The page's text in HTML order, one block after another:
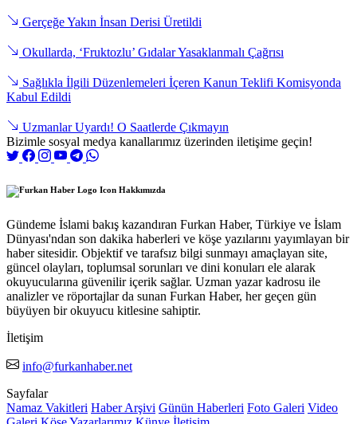
Gerçeğe Yakın İnsan Derisi Üretildi
Okullarda, ‘Fruktozlu’ Gıdalar Yasaklanmalı Çağrısı
Sağlıkla İlgili Düzenlemeleri İçeren Kanun Teklifi Komisyonda
Kabul Edildi
Uzmanlar Uyardı! O Saatlerde Çıkmayın
Bizimle sosyal medya kanallarımız üzerinden iletişime geçin!
Hakkımızda
Gündeme İslami bakış kazandıran Furkan Haber, Türkiye ve İslam
Dünyası'ndan son dakika haberleri ve köşe yazılarını yayımlayan bir
haber sitesidir. Objektif ve tarafsız bilgi sunmayı amaçlayan site,
güncel olayları, toplumsal sorunları ve dini konuları ele alarak
okuyucularına güvenilir içerik sağlar. Uzman yazar kadrosu ile
analizler ve röportajlar da sunan Furkan Haber, her geçen gün
büyüyen bir okuyucu kitlesine sahiptir.
İletişim
info@furkanhaber.net
Sayfalar
Namaz Vakitleri Haber Arşivi Günün Haberleri Foto Galeri Video